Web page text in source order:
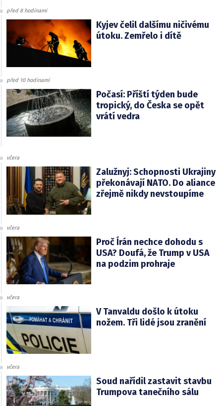
před 8 hodinami
Kyjev čelil dalšímu ničivému
útoku. Zemřelo i dítě
před 10 hodinami
Počasí: Příští týden bude
tropický, do Česka se opět
vrátí vedra
včera
Zalužnyj: Schopnosti Ukrajiny
překonávají NATO. Do aliance
zřejmě nikdy nevstoupíme
včera
Proč Írán nechce dohodu s
USA? Doufá, že Trump v USA
na podzim prohraje
včera
V Tanvaldu došlo k útoku
nožem. Tři lidé jsou zranění
včera
Soud nařídil zastavit stavbu
Trumpova tanečního sálu